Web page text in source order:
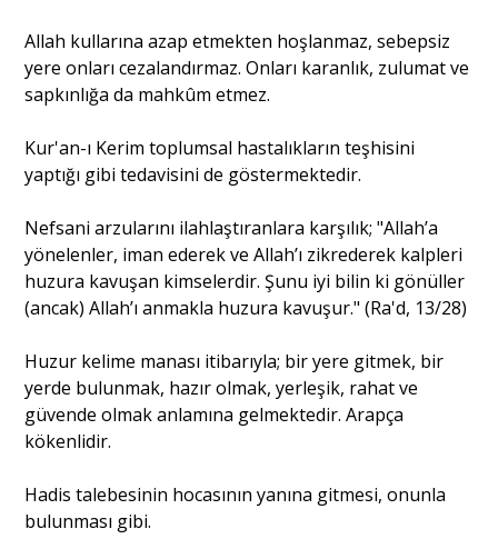
Allah kullarına azap etmekten hoşlanmaz, sebepsiz
yere onları cezalandırmaz. Onları karanlık, zulumat ve
sapkınlığa da mahkûm etmez.
Kur'an-ı Kerim toplumsal hastalıkların teşhisini
yaptığı gibi tedavisini de göstermektedir.
Nefsani arzularını ilahlaştıranlara karşılık; "Allah’a
yönelenler, iman ederek ve Allah’ı zikrederek kalpleri
huzura kavuşan kimselerdir. Şunu iyi bilin ki gönüller
(ancak) Allah’ı anmakla huzura kavuşur." (Ra'd, 13/28)
Huzur kelime manası itibarıyla; bir yere gitmek, bir
yerde bulunmak, hazır olmak, yerleşik, rahat ve
güvende olmak anlamına gelmektedir. Arapça
kökenlidir.
Hadis talebesinin hocasının yanına gitmesi, onunla
bulunması gibi.